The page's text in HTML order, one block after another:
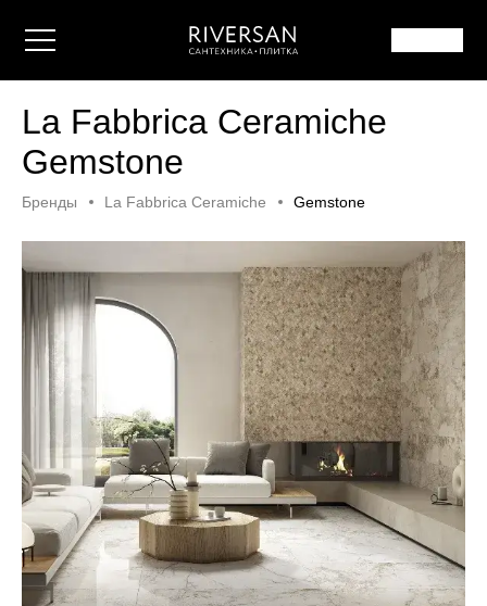
La Fabbrica Ceramiche
Gemstone
Бренды La Fabbrica Ceramiche Gemstone